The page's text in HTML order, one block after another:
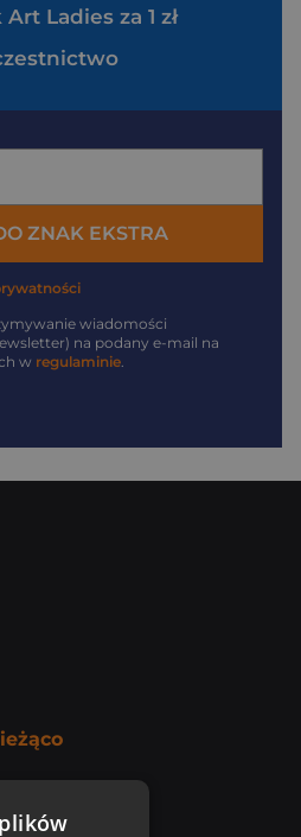
Ladies za 1 zł
ZNAK EKSTRA
wiadomości
na podany e-mail na
w regulaminie.